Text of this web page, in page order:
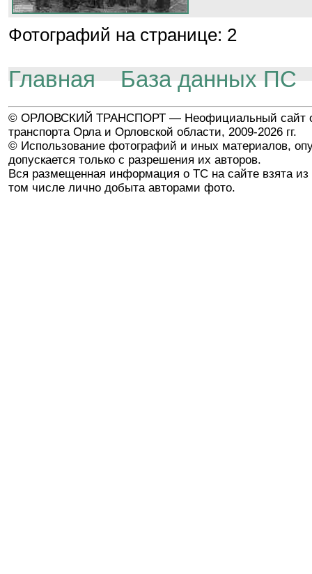
Фотографий на странице: 2
Главная База данных ПС
© ОРЛОВСКИЙ ТРАНСПОРТ — Неофициальный сайт
транспорта Орла и Орловской области, 2009-2026 гг.
© Использование фотографий и иных материалов,
допускается только с разрешения их авторов.
Вся размещенная информация о ТС на сайте взята из
том числе лично добыта авторами фото.